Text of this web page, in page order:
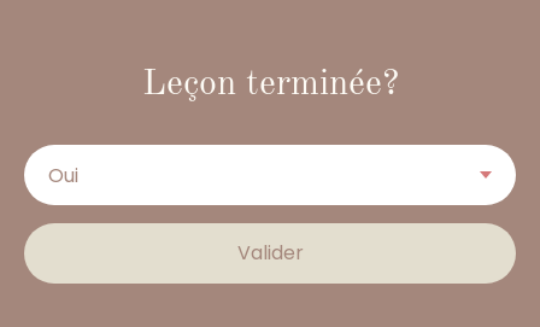
Leçon terminée?
Valider